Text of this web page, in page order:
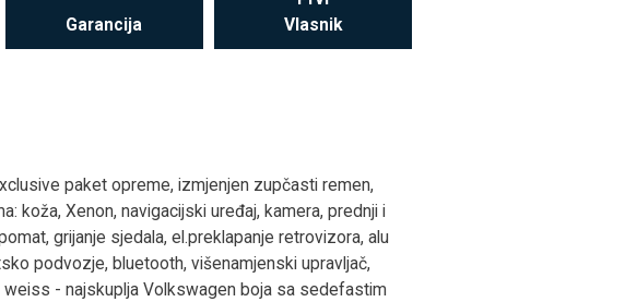
Garancija
Vlasnik
paket opreme, izmjenjen zupčasti remen,
koža, Xenon, navigacijski uređaj, kamera, prednji i
grijanje sjedala, el.preklapanje retrovizora, alu
podvozje, bluetooth, višenamjenski upravljač,
weiss - najskuplja Volkswagen boja sa sedefastim